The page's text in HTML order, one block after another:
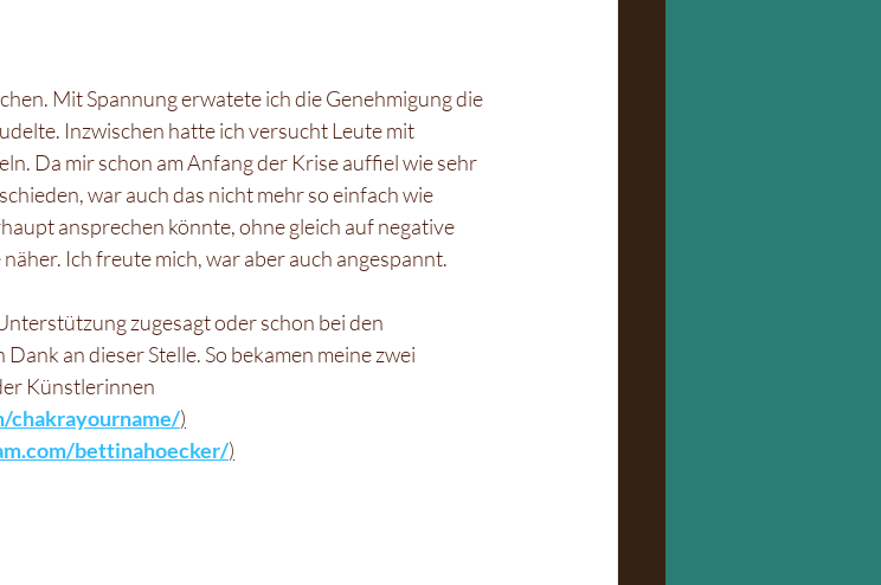
Mit Spannung erwatete ich die Genehmigung die
Inzwischen hatte ich versucht Leute mit
Da mir schon am Anfang der Krise auffiel wie sehr
war auch das nicht mehr so einfach wie
ansprechen könnte, ohne gleich auf negative
Ich freute mich, war aber auch angespannt.
zugesagt oder schon bei den
an dieser Stelle. So bekamen meine zwei
Künstlerinnen
chakrayourname/)
bettinahoecker/)